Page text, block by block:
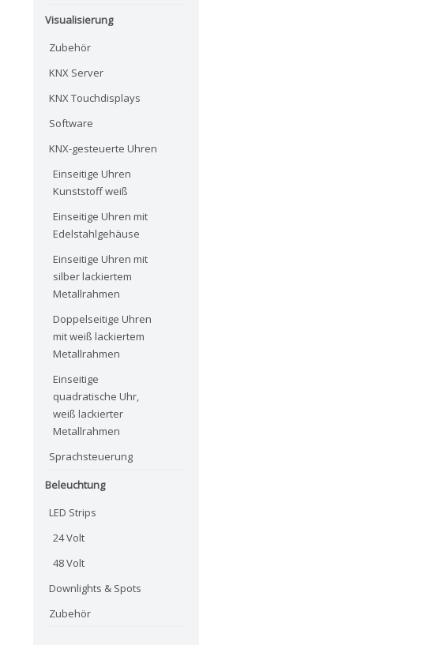
Visualisierung
Zubehör
KNX Server
KNX Touchdisplays
Software
KNX-gesteuerte Uhren
Einseitige Uhren
Kunststoff weiß
Einseitige Uhren mit
Edelstahlgehäuse
Einseitige Uhren mit
silber lackiertem
Metallrahmen
Doppelseitige Uhren
mit weiß lackiertem
Metallrahmen
Einseitige
quadratische Uhr,
weiß lackierter
Metallrahmen
Sprachsteuerung
Beleuchtung
LED Strips
24 Volt
48 Volt
Downlights & Spots
Zubehör